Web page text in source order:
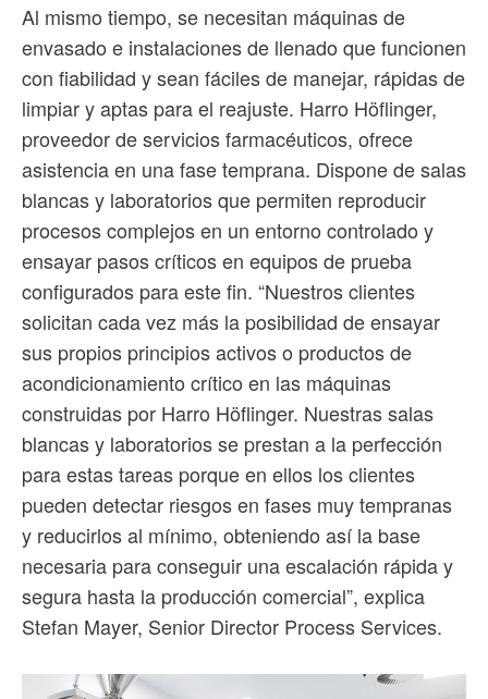
Al mismo tiempo, se necesitan máquinas de
envasado e instalaciones de llenado que funcionen
con fiabilidad y sean fáciles de manejar, rápidas de
limpiar y aptas para el reajuste. Harro Höflinger,
proveedor de servicios farmacéuticos, ofrece
asistencia en una fase temprana. Dispone de salas
blancas y laboratorios que permiten reproducir
procesos complejos en un entorno controlado y
ensayar pasos críticos en equipos de prueba
configurados para este fin. “Nuestros clientes
solicitan cada vez más la posibilidad de ensayar
sus propios principios activos o productos de
acondicionamiento crítico en las máquinas
construidas por Harro Höflinger. Nuestras salas
blancas y laboratorios se prestan a la perfección
para estas tareas porque en ellos los clientes
pueden detectar riesgos en fases muy tempranas
y reducirlos al mínimo, obteniendo así la base
necesaria para conseguir una escalación rápida y
segura hasta la producción comercial”, explica
Stefan Mayer, Senior Director Process Services.